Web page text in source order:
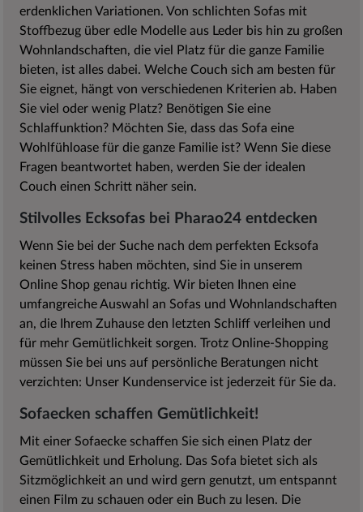
erdenklichen Variationen. Von schlichten Sofas mit
Stoffbezug über edle Modelle aus Leder bis hin zu großen
Wohnlandschaften, die viel Platz für die ganze Familie
bieten, ist alles dabei. Welche Couch sich am besten für
Sie eignet, hängt von verschiedenen Kriterien ab. Haben
Sie viel oder wenig Platz? Benötigen Sie eine
Schlaffunktion? Möchten Sie, dass das Sofa eine
Wohlfühloase für die ganze Familie ist? Wenn Sie diese
Fragen beantwortet haben, werden Sie der idealen
Couch einen Schritt näher sein.
Stilvolles Ecksofas bei Pharao24 entdecken
Wenn Sie bei der Suche nach dem perfekten Ecksofa
keinen Stress haben möchten, sind Sie in unserem
Online Shop genau richtig. Wir bieten Ihnen eine
umfangreiche Auswahl an Sofas und Wohnlandschaften
an, die Ihrem Zuhause den letzten Schliff verleihen und
für mehr Gemütlichkeit sorgen. Trotz Online-Shopping
müssen Sie bei uns auf persönliche Beratungen nicht
verzichten: Unser Kundenservice ist jederzeit für Sie da.
Sofaecken schaffen Gemütlichkeit!
Mit einer Sofaecke schaffen Sie sich einen Platz der
Gemütlichkeit und Erholung. Das Sofa bietet sich als
Sitzmöglichkeit an und wird gern genutzt, um entspannt
einen Film zu schauen oder ein Buch zu lesen. Die